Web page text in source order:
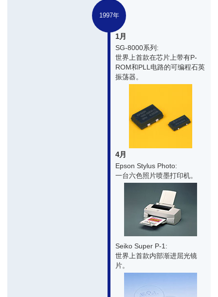
1997年
1月
SG-8000系列:
世界上首款在芯片上带有P-
ROM和PLL电路的可编程石英
振荡器。
4月
Epson Stylus Photo:
一台六色照片喷墨打印机。
Seiko Super P-1:
世界上首款内部渐进屈光镜
片。